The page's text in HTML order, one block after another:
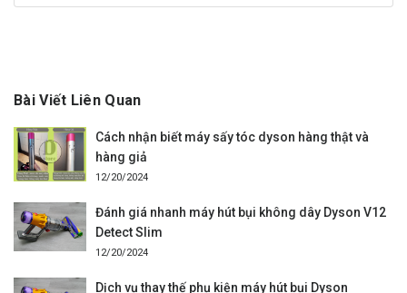
Bài Viết Liên Quan
Cách nhận biết máy sấy tóc dyson hàng thật và
hàng giả
12/20/2024
Đánh giá nhanh máy hút bụi không dây Dyson V12
Detect Slim
12/20/2024
Dịch vụ thay thế phụ kiện máy hút bụi Dyson